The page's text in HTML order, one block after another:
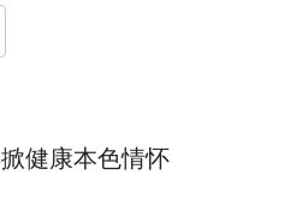
健康本色情怀